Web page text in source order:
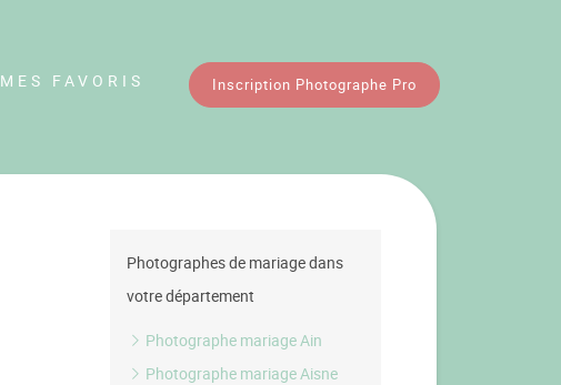
MES FAVORIS Inscription Photographe Pro
Photographes de mariage dans
votre département
Photographe mariage Ain
Photographe mariage Aisne